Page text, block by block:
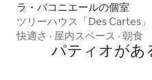
ラ・バコニエールの個室
ツリーハウス「Des Cartes」
快適さ · 屋内スペース · 朝食
パティオがあ